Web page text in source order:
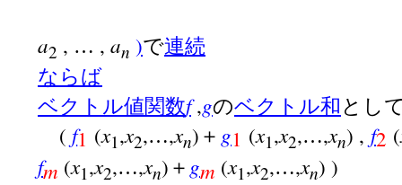
a2 , … , an )で連続
ならば
ベクトル値関数f ,gのベクトル和 とし
( f1 (x1 ,x2,…,xn) ＋ g1 (x1 ,x2,…,xn) , f2 (
fm (x1 ,x2,…,xn) ＋ gm (x1 ,x2,…,xn) )